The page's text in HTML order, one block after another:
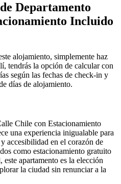
Departamento
Incluido
alojamiento, simplemente haz
tendrás la opción de calcular con
según las fechas de check-in y
días de alojamiento.
Chile con Estacionamiento
una experiencia inigualable para
accesibilidad en el corazón de
como estacionamiento gratuito
apartamento es la elección
la ciudad sin renunciar a la